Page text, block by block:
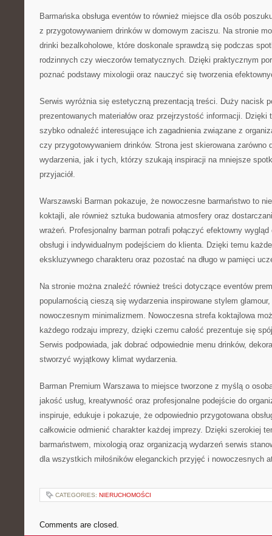
Barmańska obsługa eventów to również miejsce dla osób
z przygotowywaniem drinków w domowym zaciszu. Na stronie
drinki bezalkoholowe, które doskonale sprawdzą się podczas
rodzinnych czy wieczorów tematycznych. Dzięki praktycznym
poznać podstawy mixologii oraz nauczyć się tworzenia
Serwis wyróżnia się estetyczną prezentacją treści. Duży nacisk
prezentowanych materiałów oraz przejrzystość informacji. Dzięki
szybko odnaleźć interesujące ich zagadnienia związane z
czy przygotowywaniem drinków. Strona jest skierowana zarówno
wydarzenia, jak i tych, którzy szukają inspiracji na mniejsze
przyjaciół.
Warszawski Barman pokazuje, że nowoczesne barmaństwo to
koktajli, ale również sztuka budowania atmosfery oraz
wrażeń. Profesjonalny barman potrafi połączyć efektowny
obsługi i indywidualnym podejściem do klienta. Dzięki temu
ekskluzywnego charakteru oraz pozostać na długo w pamięci
Na stronie można znaleźć również treści dotyczące eventów
popularnością cieszą się wydarzenia inspirowane stylem
nowoczesnym minimalizmem. Nowoczesna strefa koktajlowa
każdego rodzaju imprezy, dzięki czemu całość prezentuje się
Serwis podpowiada, jak dobrać odpowiednie menu drinków,
stworzyć wyjątkowy klimat wydarzenia.
Barman Premium Warszawa to miejsce tworzone z myślą o
jakość usług, kreatywność oraz profesjonalne podejście do
inspiruje, edukuje i pokazuje, że odpowiednio przygotowana
całkowicie odmienić charakter każdej imprezy. Dzięki szerokiej
barmaństwem, mixologią oraz organizacją wydarzeń serwis
dla wszystkich miłośników eleganckich przyjęć i nowoczesnych
CATEGORIES: NIERUCHOMOŚCI
Comments are closed.